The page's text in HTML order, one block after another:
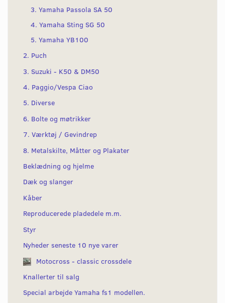
3. Yamaha Passola SA 50
4. Yamaha Sting SG 50
5. Yamaha YB100
2. Puch
3. Suzuki - K50 & DM50
4. Paggio/Vespa Ciao
5. Diverse
6. Bolte og møtrikker
7. Værktøj / Gevindrep
8. Metalskilte, Måtter og Plakater
Beklædning og hjelme
Dæk og slanger
Kåber
Reproducerede pladedele m.m.
Styr
Nyheder seneste 10 nye varer
Motocross - classic crossdele
Knallerter til salg
Special arbejde Yamaha fs1 modellen.